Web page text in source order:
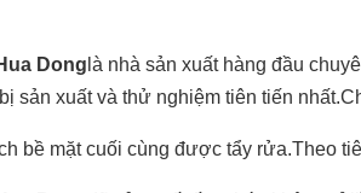
Dong là nhà sản xuất hàng đầu
sản xuất và thử nghiệm tiên tiến
bề mặt cuối cùng được tẩy rửa.Theo